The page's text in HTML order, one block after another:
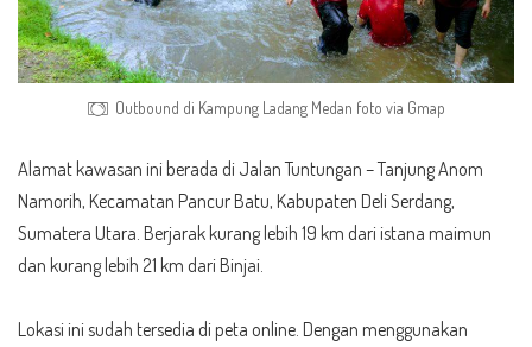
Outbound di Kampung Ladang Medan foto via Gmap
Alamat kawasan ini berada di Jalan Tuntungan – Tanjung Anom
Namorih, Kecamatan Pancur Batu, Kabupaten Deli Serdang,
Sumatera Utara. Berjarak kurang lebih 19 km dari istana maimun
dan kurang lebih 21 km dari Binjai.
Lokasi ini sudah tersedia di peta online. Dengan menggunakan